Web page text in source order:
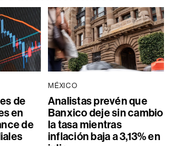
de
en
de
MÉXICO
Analistas prevén que
Banxico deje sin cambio
la tasa mientras
inflación baja a 3,13% en